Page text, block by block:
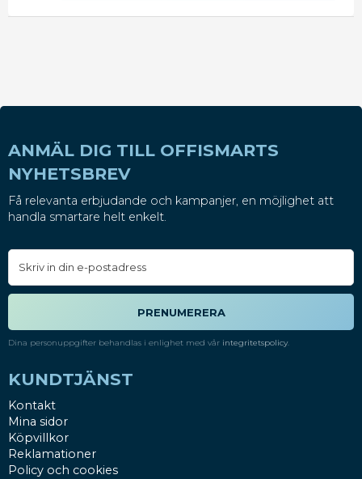
ANMÄL DIG TILL OFFISMARTS
NYHETSBREV
Få relevanta erbjudande och kampanjer, en möjlighet att
handla smartare helt enkelt.
PRENUMERERA
Dina personuppgifter behandlas i enlighet med vår integritetspolicy.
KUNDTJÄNST
Kontakt
Mina sidor
Köpvillkor
Reklamationer
Policy och cookies